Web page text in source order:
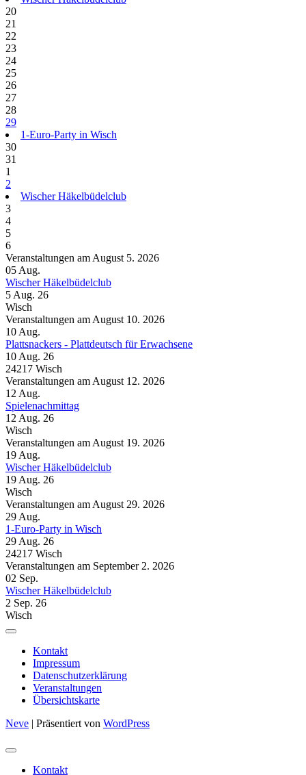
20
21
22
23
24
25
26
27
28
29
1-Euro-Party in Wisch
30
31
1
2
Wischer Häkelbüdelclub
3
4
5
6
Veranstaltungen am August 5. 2026
05 Aug.
Wischer Häkelbüdelclub
5 Aug. 26
Wisch
Veranstaltungen am August 10. 2026
10 Aug.
Plattsnackers - Plattdeutsch für Erwachsene
10 Aug. 26
24217 Wisch
Veranstaltungen am August 12. 2026
12 Aug.
Spielenachmittag
12 Aug. 26
Wisch
Veranstaltungen am August 19. 2026
19 Aug.
Wischer Häkelbüdelclub
19 Aug. 26
Wisch
Veranstaltungen am August 29. 2026
29 Aug.
1-Euro-Party in Wisch
29 Aug. 26
24217 Wisch
Veranstaltungen am September 2. 2026
02 Sep.
Wischer Häkelbüdelclub
2 Sep. 26
Wisch
Kontakt
Impressum
Datenschutzerklärung
Veranstaltungen
Übersichtskarte
Neve | Präsentiert von WordPress
Kontakt